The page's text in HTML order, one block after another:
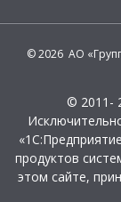
© 2026 АО
© 2011-
продуктов
этом сайте,